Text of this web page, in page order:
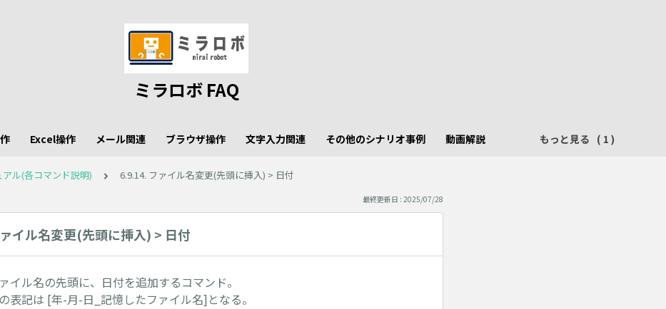
ミラロボ FAQ
Excel操作 メール関連 ブラウザ操作 文字入力関連 その他のシナリオ事例 動画解説 もっと見る
アル(各コマンド説明) 6.9.14. ファイル名変更(先頭に挿入) > 日付
最終更新日 : 2025/07/28
イル名変更(先頭に挿入) > 日付
イル名の先頭に、日付を追加するコマンド。
表記は [年-月-日_記憶したファイル名]となる。